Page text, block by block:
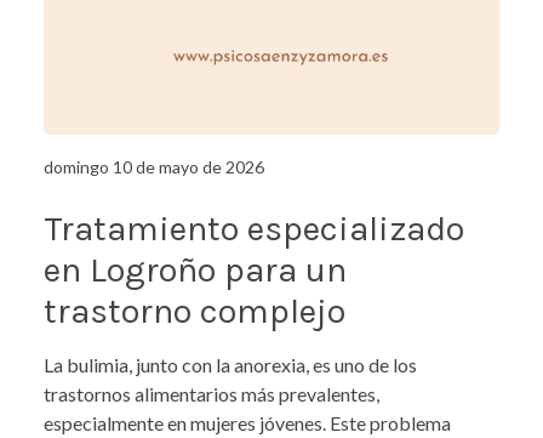
domingo 10 de mayo de 2026
Tratamiento especializado
en Logroño para un
trastorno complejo
La bulimia, junto con la anorexia, es uno de los
trastornos alimentarios más prevalentes,
especialmente en mujeres jóvenes. Este problema